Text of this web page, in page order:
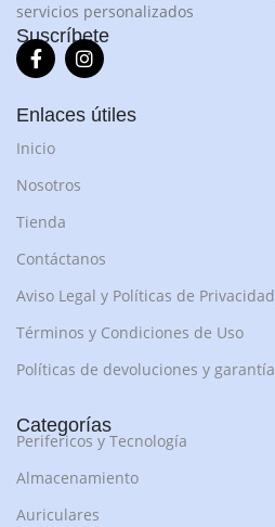
servicios personalizados
Suscríbete
Enlaces útiles
Inicio
Nosotros
Tienda
Contáctanos
Aviso Legal y Políticas de Privacidad
Términos y Condiciones de Uso
Políticas de devoluciones y garantía
Categorías
Perifericos y Tecnología
Almacenamiento
Auriculares